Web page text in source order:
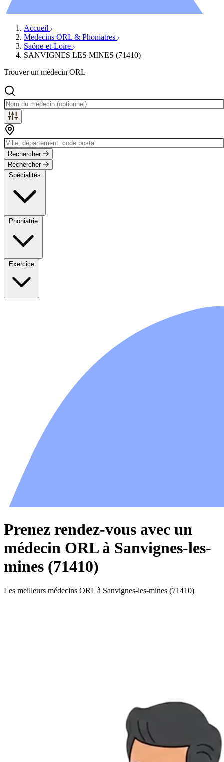
Accueil
Medecins ORL & Phoniatres
Saône-et-Loire
SANVIGNES LES MINES (71410)
Trouver un médecin ORL
Rechercher
Rechercher
Spécialités
Phoniatrie
Exercice
Prenez rendez-vous avec un
médecin ORL à Sanvignes-les-
mines (71410)
Les meilleurs médecins ORL à Sanvignes-les-mines (71410)